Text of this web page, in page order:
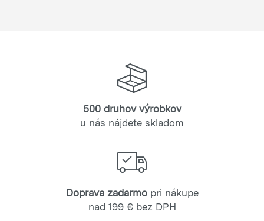
500 druhov výrobkov
u nás nájdete skladom
Doprava zadarmopri nákupe
nad 199 € bez DPH